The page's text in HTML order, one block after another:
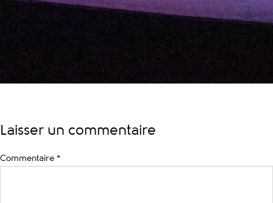
Laisser un commentaire
Commentaire *